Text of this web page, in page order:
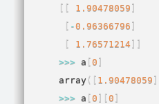
[ [ 1.90478059 ]
[ -0.96366796 ]
[
1.76571214] ]
>>> a [0 ]
array( [ 1.90478059 ]
>>> a [0 ] [0 ]